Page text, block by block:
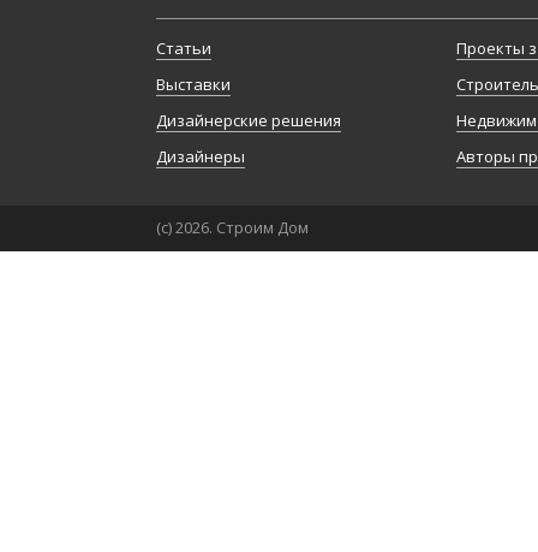
Статьи
Выставки
Дизайнерские решения
Дизайнеры
Проекты
Авторы
(с) 2026. Строим Дом